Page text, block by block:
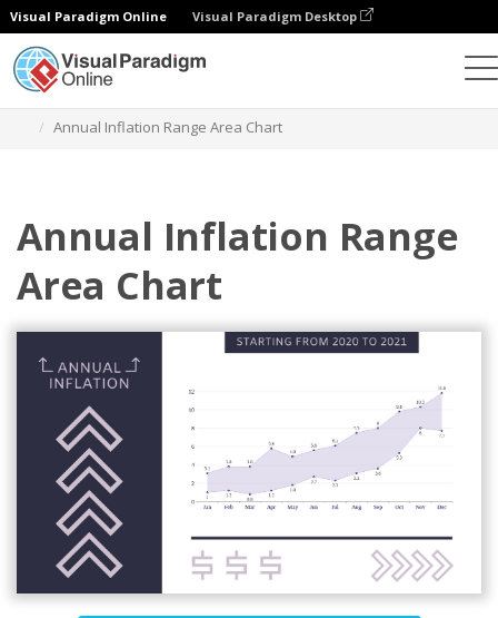
Visual Paradigm Online Visual Paradigm Desktop
Annual Inflation Range Area Chart
Annual Inflation Range
Area Chart